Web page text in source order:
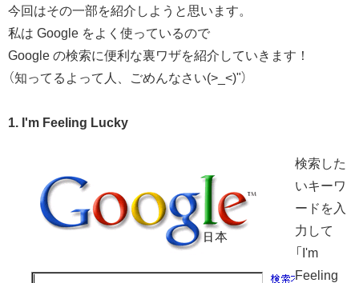
今回はその一部を紹介しようと思います。
私は Google をよく使っているので
Google の検索に便利な裏ワザを紹介していきます！
（知ってるよって人、ごめんなさい(>_<)"）
1. I'm Feeling Lucky
検索した
いキーワ
ードを入
力して
「I'm
Feeling